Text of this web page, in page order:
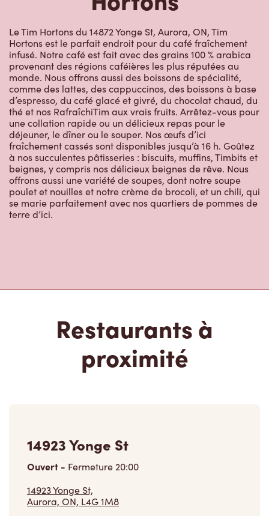
Le Tim Hortons du 14872 Yonge St, Aurora, ON, Tim
Hortons est le parfait endroit pour du café fraîchement
infusé. Notre café est fait avec des grains 100 % arabica
provenant des régions caféières les plus réputées au
monde. Nous offrons aussi des boissons de spécialité,
comme des lattes, des cappuccinos, des boissons à base
d’espresso, du café glacé et givré, du chocolat chaud, du
thé et nos RafraîchiTim aux vrais fruits. Arrêtez-vous pour
une collation rapide ou un délicieux repas pour le
déjeuner, le dîner ou le souper. Nos œufs d’ici
fraîchement cassés sont disponibles jusqu’à 16 h. Goûtez
à nos succulentes pâtisseries : biscuits, muffins, Timbits et
beignes, y compris nos délicieux beignes de rêve. Nous
offrons aussi une variété de soupes, dont notre soupe
poulet et nouilles et notre crème de brocoli, et un chili, qui
se marie parfaitement avec nos quartiers de pommes de
terre d’ici.
proximité
Ouvert- Fermeture 20:00
14923 Yonge St,
Aurora, ON, L4G 1M8
(647) 343-2756